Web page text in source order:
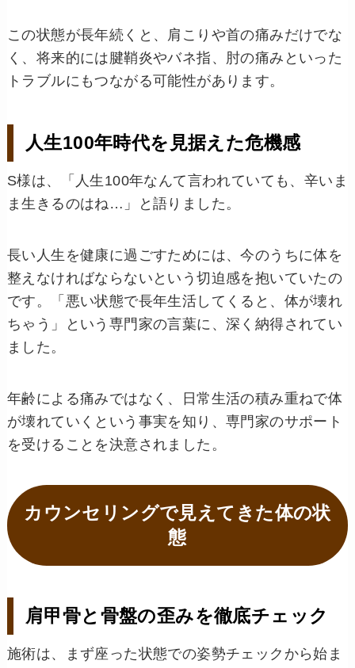
この状態が長年続くと、肩こりや首の痛みだけでな
く、将来的には腱鞘炎やバネ指、肘の痛みといった
トラブルにもつながる可能性があります。
人生100年時代を見据えた危機感
S様は、「人生100年なんて言われていても、辛いま
ま生きるのはね…」と語りました。
長い人生を健康に過ごすためには、今のうちに体を
整えなければならないという切迫感を抱いていたの
です。「悪い状態で長年生活してくると、体が壊れ
ちゃう」という専門家の言葉に、深く納得されてい
ました。
年齢による痛みではなく、日常生活の積み重ねで体
が壊れていくという事実を知り、専門家のサポート
を受けることを決意されました。
カウンセリングで見えてきた体の状
態
肩甲骨と骨盤の歪みを徹底チェック
施術は、まず座った状態での姿勢チェックから始ま